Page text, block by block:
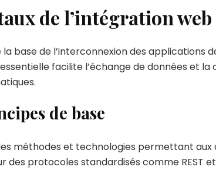
de l’intégration web
base de l’interconnexion des applications
facilite l’échange de données et
de base
méthodes et technologies permettant
des protocoles standardisés comme REST